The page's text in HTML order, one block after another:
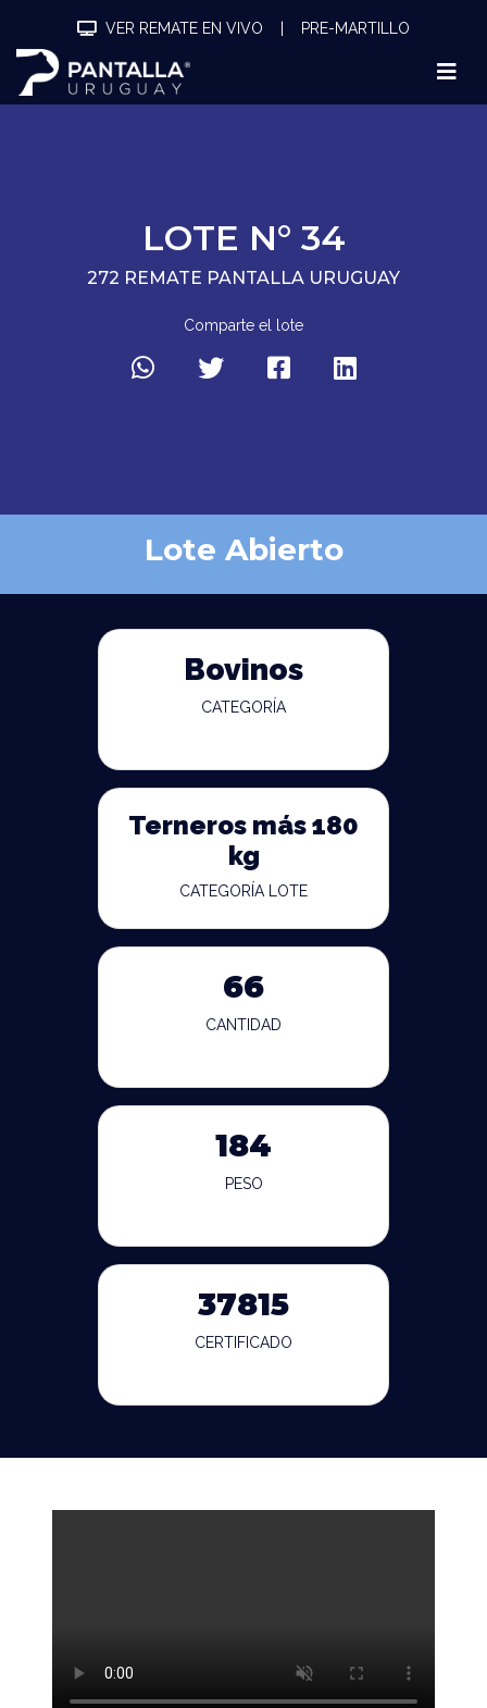
VER REMATE EN VIVO PRE-MARTILLO
LOTE N° 34
272 REMATE PANTALLA URUGUAY
Comparte el lote
Lote Abierto
Bovinos
CATEGORÍA
Terneros más 180
kg
CATEGORÍA LOTE
66
CANTIDAD
184
PESO
37815
CERTIFICADO